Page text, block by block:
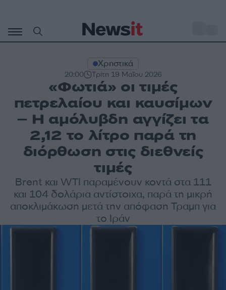
περιεχόμενο
Χρηστικά
20:00 Τρίτη 19 Μαΐου 2026
«Φωτιά» οι τιμές
πετρελαίου και καυσίμων
– Η αμόλυβδη αγγίζει τα
2,12 το λίτρο παρά τη
διόρθωση στις διεθνείς
τιμές
Brent και WTI παραμένουν κοντά στα 111
και 104 δολάρια αντίστοιχα, παρά τη μικρή
αποκλιμάκωση μετά την απόφαση Τραμπ για
το Ιράν